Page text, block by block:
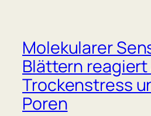
Molekularer
Blättern
Trockenstress
Poren